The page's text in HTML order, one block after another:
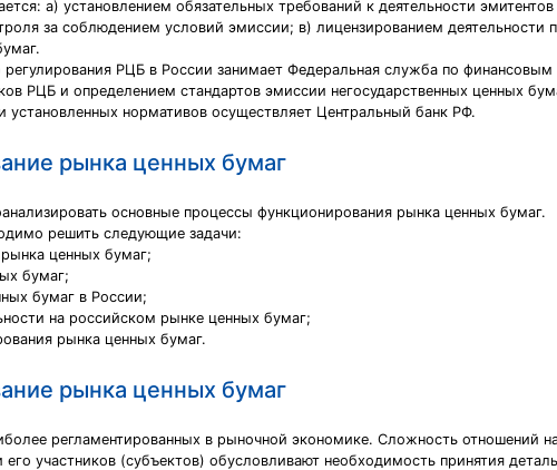
а) установлением обязательных требований к деятельности
за соблюдением условий эмиссии; в) лицензированием деятельности
регулирования РЦБ в России занимает Федеральная служба по
РЦБ и определением стандартов эмиссии негосударственных ценных
нормативов осуществляет Центральный банк РФ.
рынка ценных бумаг
основные процессы функционирования рынка ценных бумаг.
решить следующие задачи:
ценных бумаг;
бумаг;
бумаг в России;
на российском рынке ценных бумаг;
рынка ценных бумаг.
рынка ценных бумаг
регламентированных в рыночной экономике. Сложность отношений
участников (субъектов) обусловливают необходимость принятия